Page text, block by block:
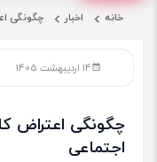
خانه اخبار چگونگی
14 اردیبهشت 1405
چگونگی اعتراض
اجتماعی